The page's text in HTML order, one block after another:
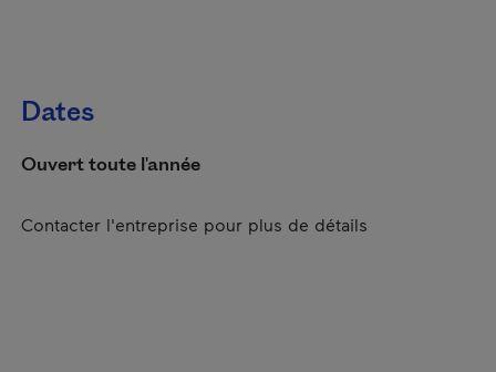
Dates
Ouvert toute l'année
Contacter l'entreprise pour plus de détails